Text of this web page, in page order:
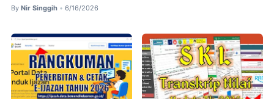
By Nir Singgih • 6/16/2026